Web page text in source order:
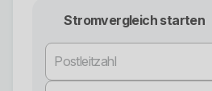
Stromvergleich starten